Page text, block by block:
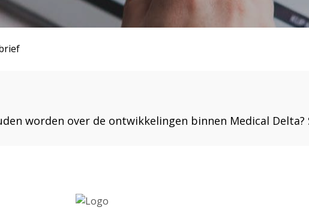
worden over de ontwikkelingen binnen Medical